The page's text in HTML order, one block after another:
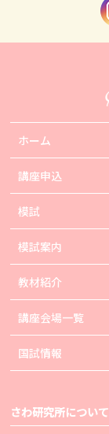
ホーム
講座申込
模試
模試案内
教材紹介
講座会場一覧
国試情報
さわ研究所について